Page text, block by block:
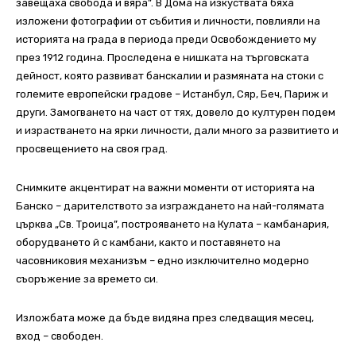
завещаха свобода и вяра”. В Дома на изкуствата бяха
изложени фотографии от събития и личности, повлияли на
историята на града в периода преди Освобождението му
през 1912 година. Проследена е нишката на търговската
дейност, която развиват банскалии и размяната на стоки с
големите европейски градове – Истанбул, Сяр, Беч, Париж и
други. Замогването на част от тях, довело до културен подем
и израстването на ярки личности, дали много за развитието и
просвещението на своя град.
Снимките акцентират на важни моменти от историята на
Банско – дарителството за изграждането на най-голямата
църква „Св. Троица”, построяването на Кулата – камбанария,
оборудването й с камбани, както и поставянето на
часовниковия механизъм – едно изключително модерно
съоръжение за времето си.
Изложбата може да бъде видяна през следващия месец,
вход – свободен.